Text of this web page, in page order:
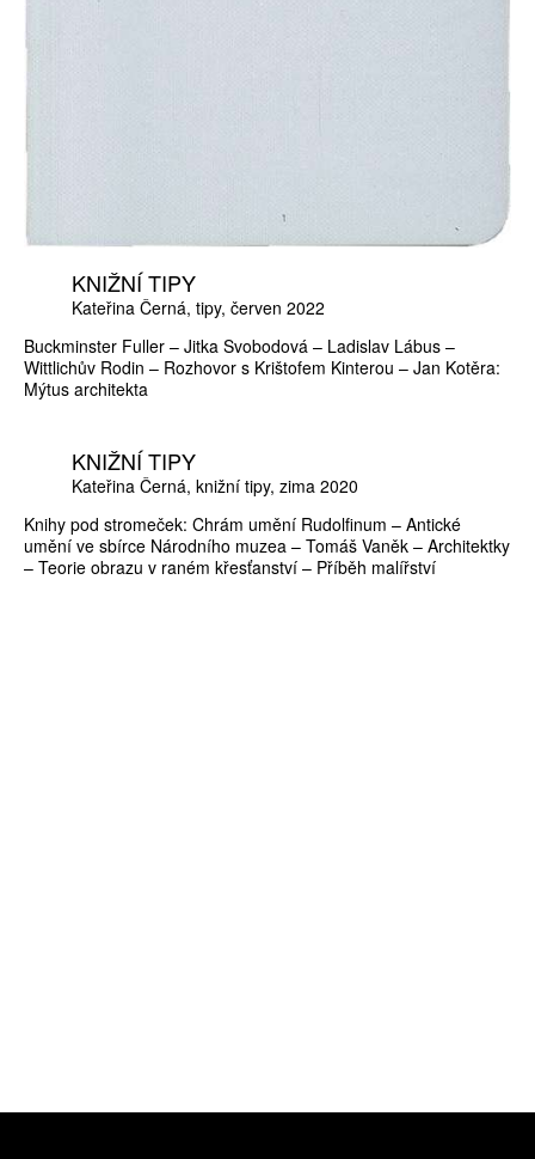
KNIŽNÍ TIPY
Kateřina Černá tipy červen 2022
Buckminster Fuller – Jitka Svobodová – Ladislav Lábus –
Wittlichův Rodin – Rozhovor s Krištofem Kinterou – Jan Kotěra:
Mýtus architekta
KNIŽNÍ TIPY
Kateřina Černá knižní tipy zima 2020
Knihy pod stromeček: Chrám umění Rudolfinum – Antické
umění ve sbírce Národního muzea – Tomáš Vaněk – Architektky
– Teorie obrazu v raném křesťanství – Příběh malířství